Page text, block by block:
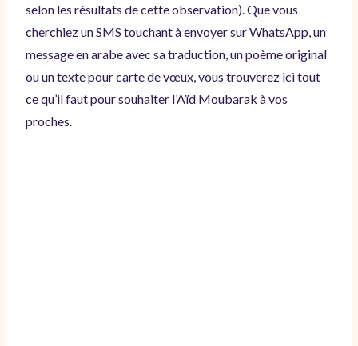
selon les résultats de cette observation). Que vous
cherchiez un SMS touchant à envoyer sur WhatsApp, un
message en arabe avec sa traduction, un poème original
ou un texte pour carte de vœux, vous trouverez ici tout
ce qu’il faut pour souhaiter l’Aïd Moubarak à vos
proches.